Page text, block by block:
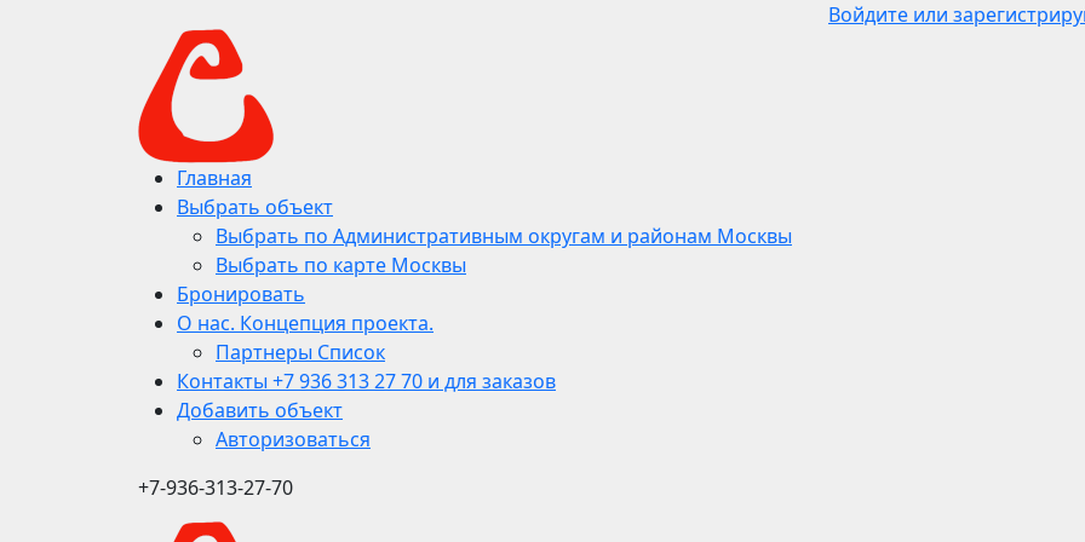
Войдите или
Главная
Выбрать объект
Выбрать по Административным округам и районам Москвы
Выбрать по карте Москвы
Бронировать
О нас. Концепция проекта.
Партнеры Список
Контакты +7 936 313 27 70 и для заказов
Добавить объект
Авторизоваться
+7-936-313-27-70